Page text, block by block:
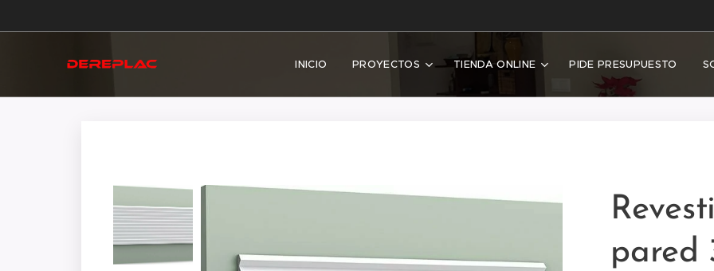
INICIO PROYECTOS TIENDA ONLINE PIDE PRESUPUESTO
pared